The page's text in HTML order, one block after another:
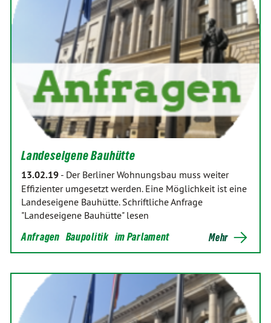
Landeseigene Bauhütte
13.02.19 - Der Berliner Wohnungsbau muss weiter
Effizienter umgesetzt werden. Eine Möglichkeit ist eine
Landeseigene Bauhütte. Schriftliche Anfrage
"Landeseigene Bauhütte" lesen
Anfragen Baupolitik im Parlament Mehr